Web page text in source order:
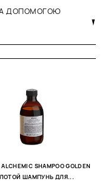
ДОПОМОГОЮ
SHAMPOO GOLDEN
ШАМПУНЬ ДЛЯ...